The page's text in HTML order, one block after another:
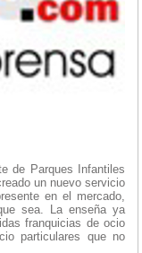
de Parques Infantiles
un nuevo servicio
en el mercado,
sea. La enseña ya
franquicias de ocio
particulares que no